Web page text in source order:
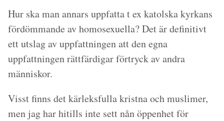
Hur ska man annars uppfatta t ex katolska kyrkans
fördömmande av homosexuella? Det är definitivt
ett utslag av uppfattningen att den egna
uppfattningen rättfärdigar förtryck av andra
människor.
Visst finns det kärleksfulla kristna och muslimer,
men jag har hitills inte sett nån öppenhet för